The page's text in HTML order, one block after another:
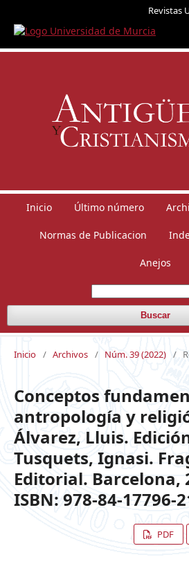
Revistas
Inicio Último número
Normas de Publicacion
Anejos
Buscar
Inicio / Archivos / Núm. 39 (2022) /
Conceptos
antropología y
Álvarez, Lluis.
Tusquets, Ignasi.
Editorial. Barcelona,
ISBN: 978-84-17796-
PDF